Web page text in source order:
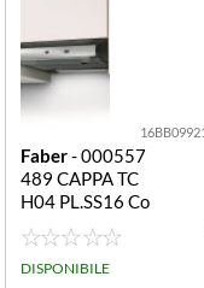
Faber- 000557
489 CAPPA TC
H04 PL.SS16 Co
mandi Elettrom
eccanici - 2 LED
4000K - Filtro a
DISPONIBILE